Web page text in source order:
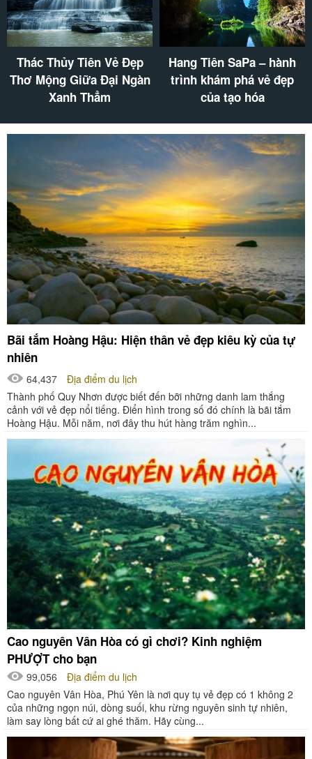
Thác Thủy Tiên Vẻ Đẹp
Thơ Mộng Giữa Đại Ngàn
Xanh Thẳm
Hang Tiên SaPa – hành
trình khám phá vẻ đẹp
của tạo hóa
Bãi tắm Hoàng Hậu: Hiện thân vẻ đẹp kiêu kỳ của tự
nhiên
64,437
Địa điểm du lịch
Thành phố Quy Nhơn được biết đến bỡi những danh lam thắng
cảnh với vẻ đẹp nổi tiếng. Điển hình trong số đó chính là bãi tắm
Hoàng Hậu. Mỗi năm, nơi đây thu hút hàng trăm nghìn...
Cao nguyên Vân Hòa có gì chơi? Kinh nghiệm
PHƯỢT cho bạn
99,056
Địa điểm du lịch
Cao nguyên Vân Hòa, Phú Yên là nơi quy tụ vẻ đẹp có 1 không 2
của những ngọn núi, dòng suối, khu rừng nguyên sinh tự nhiên,
làm say lòng bất cứ ai ghé thăm. Hãy cùng...